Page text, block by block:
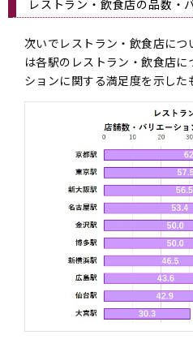
レストラン・飲食店の品数・
次いでレストラン・飲食店に
は各駅のレストラン・飲食店
ションに関する満足度を示した